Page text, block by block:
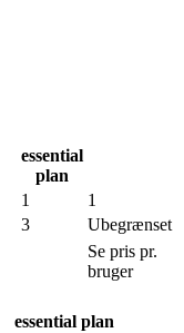
essential
plan
1
1
3
Ubegrænset
Se pris pr.
bruger
essential plan